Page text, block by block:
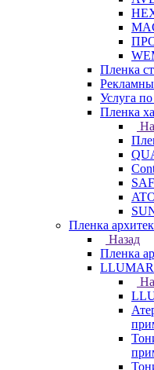
Пленка
Услуга
Пленка
Пленка
Назад
Пленка
LLUMAR